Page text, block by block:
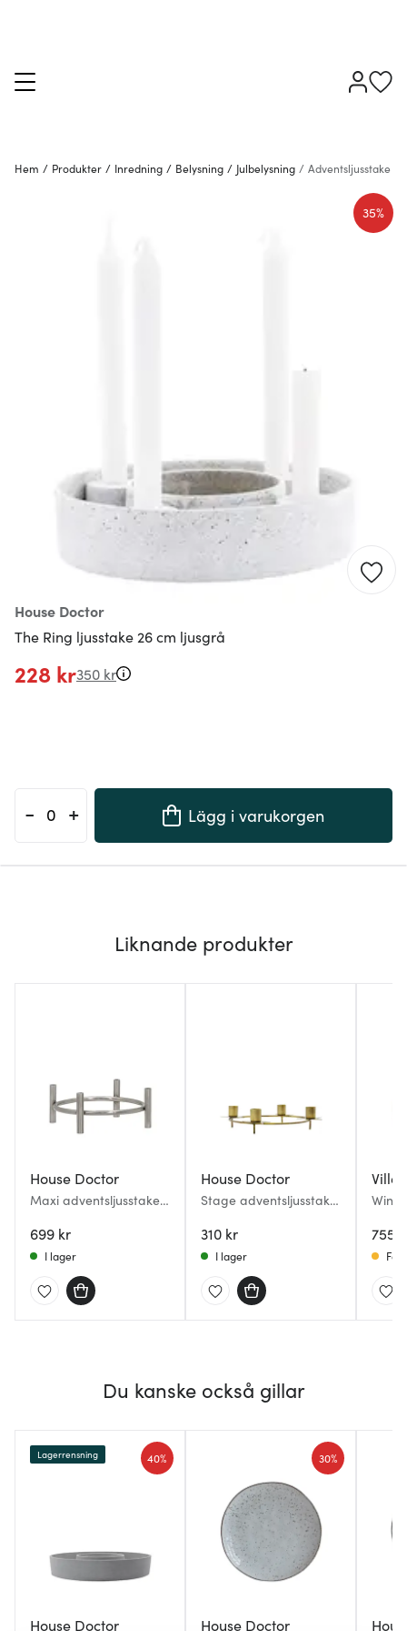
Hem / Produkter / Inredning / Belysning / Julbelysning / Adventsljusstake
House Doctor
The Ring ljusstake 26 cm ljusgrå
35%
228 kr350 kr
- + Lägg i varukorgen
Liknande produkter
House Doctor
Maxi adventsljusstake
699 kr
I lager
House Doctor
Stage adventsljusstake
mässing
310 kr
I lager
cm
755
Få
Du kanske också gillar
House Doctor
40%
Lagerrensning
House Doctor
30%